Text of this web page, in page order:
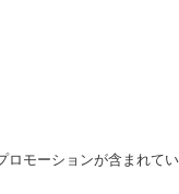
モーションが含まれて